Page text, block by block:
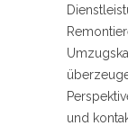
und